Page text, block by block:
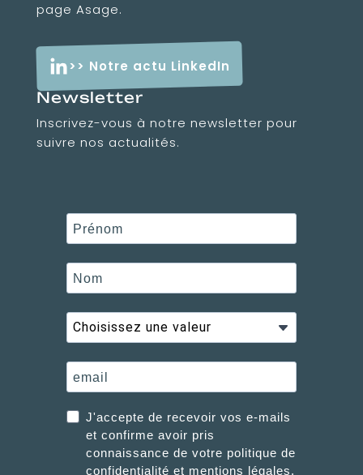
page Asage.
>> Notre actu LinkedIn
Newsletter
Inscrivez-vous à notre newsletter pour
suivre nos actualités.
J'accepte de recevoir vos e-mails
et confirme avoir pris
connaissance de votre politique de
confidentialité et mentions légales.